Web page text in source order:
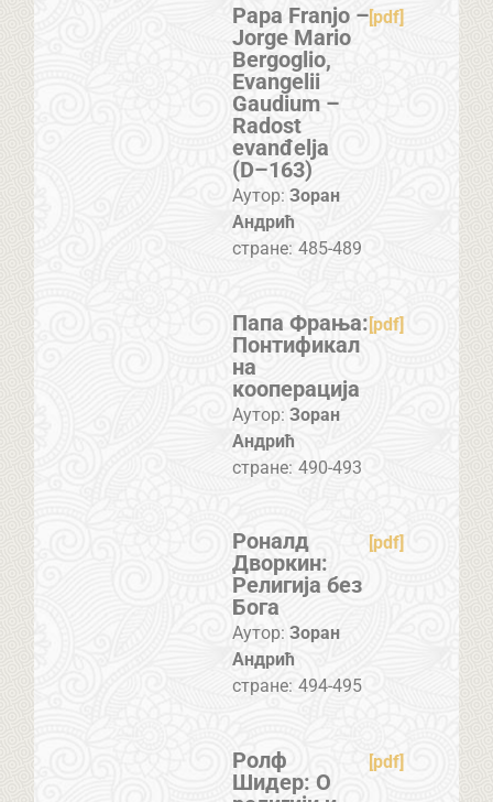
Papa Franjo –
Jorge Mario
Bergoglio,
Evangelii
Gaudium –
Radost
evanđelja
(D–163)
[pdf]
Аутор: Зоран
Андрић
стране: 485-489
Папа Фрања:
Понтификал
на
кооперација
[pdf]
Аутор: Зоран
Андрић
стране: 490-493
Роналд
Дворкин:
Религија без
Бога
[pdf]
Аутор: Зоран
Андрић
стране: 494-495
Ролф
Шидер: О
[pdf]